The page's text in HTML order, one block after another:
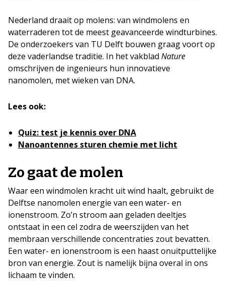
Nederland draait op molens: van windmolens en
waterraderen tot de meest geavanceerde windturbines.
De onderzoekers van TU Delft bouwen graag voort op
deze vaderlandse traditie. In het vakblad Nature
omschrijven de ingenieurs hun innovatieve
nanomolen, met wieken van DNA.
Lees ook:
Quiz: test je kennis over DNA
Nanoantennes sturen chemie met licht
Zo gaat de molen
Waar een windmolen kracht uit wind haalt, gebruikt de
Delftse nanomolen energie van een water- en
ionenstroom. Zo’n stroom aan geladen deeltjes
ontstaat in een cel zodra de weerszijden van het
membraan verschillende concentraties zout bevatten.
Een water- en ionenstroom is een haast onuitputtelijke
bron van energie. Zout is namelijk bijna overal in ons
lichaam te vinden.